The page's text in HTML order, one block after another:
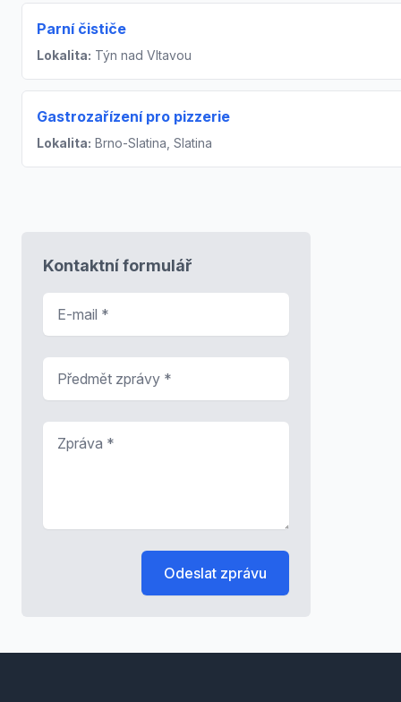
Parní čističe
Lokalita: Týn nad Vltavou
Gastrozařízení pro pizzerie
Lokalita: Brno-Slatina, Slatina
Kontaktní formulář
Odeslat zprávu